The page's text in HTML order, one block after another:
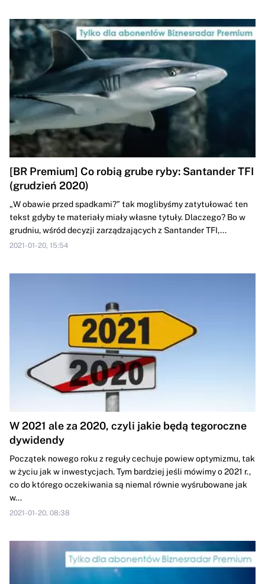
[BR Premium] Co robią grube ryby: Santander TFI
(grudzień 2020)
„W obawie przed spadkami?” tak moglibyśmy zatytułować ten
tekst gdyby te materiały miały własne tytuły. Dlaczego? Bo w
grudniu, wśród decyzji zarządzających z Santander TFI,...
2021-01-20, 15:54
W 2021 ale za 2020, czyli jakie będą tegoroczne
dywidendy
Początek nowego roku z reguły cechuje powiew optymizmu, tak
w życiu jak w inwestycjach. Tym bardziej jeśli mówimy o 2021 r.,
co do którego oczekiwania są niemal równie wyśrubowane jak
w...
2021-01-20, 08:38